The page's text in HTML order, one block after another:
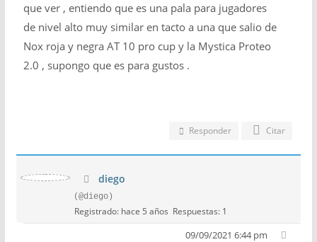
que ver , entiendo que es una pala para jugadores
de nivel alto muy similar en tacto a una que salio de
Nox roja y negra AT 10 pro cup y la Mystica Proteo
2.0 , supongo que es para gustos .
Responder Citar
diego
(@diego)
Registrado: hace 5 años Respuestas: 1
09/09/2021 6:44 pm